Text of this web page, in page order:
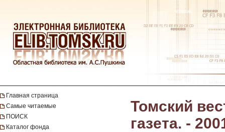
Главная страница
Самые читаемые
ПОИСК
Каталог фонда
Томский
газета. -